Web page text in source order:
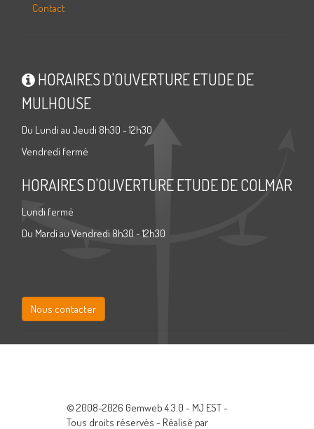
Contact
HORAIRES D'OUVERTURE ETUDE DE
MULHOUSE
Du Lundi au Jeudi 8h30 - 12h30
Vendredi fermé
HORAIRES D'OUVERTURE ETUDE DE COLMAR
Lundi fermé
Du Mardi au Vendredi 8h30 - 12h30
Nous contacter
© 2008-2026 Gemweb 4.3.0 - MJ EST -
Tous droits réservés - Réalisé par